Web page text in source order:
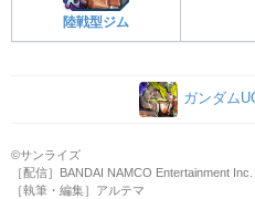
陸戦型ジム
ガンダム
©サンライズ
［配信］BANDAI NAMCO Entertainment Inc.
［執筆・編集］アルテマ